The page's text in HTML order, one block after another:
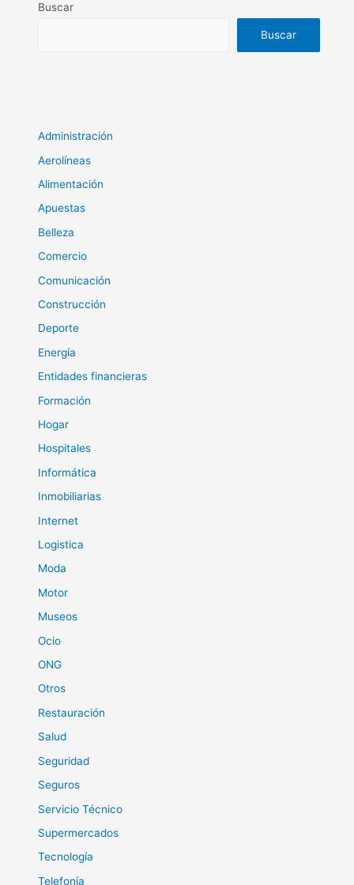
Buscar
Buscar
Administración
Aerolíneas
Alimentación
Apuestas
Belleza
Comercio
Comunicación
Construcción
Deporte
Energía
Entidades financieras
Formación
Hogar
Hospitales
Informática
Inmobiliarias
Internet
Logistica
Moda
Motor
Museos
Ocio
ONG
Otros
Restauración
Salud
Seguridad
Seguros
Servicio Técnico
Supermercados
Tecnología
Telefonía